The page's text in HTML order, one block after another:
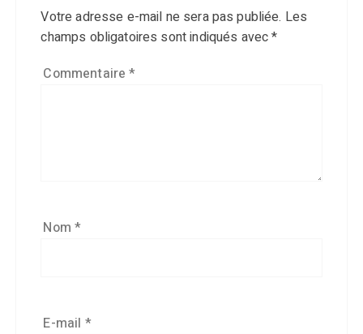
Votre adresse e-mail ne sera pas publiée. Les
champs obligatoires sont indiqués avec*
Commentaire*
Nom*
E-mail *